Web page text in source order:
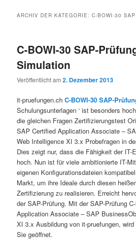
ARCHIV DER KATEGORIE:C-BOWI-30
C-BOWI-30 SAP-
Simulation
Veröffentlicht am2. Dezember 2013
it-pruefungen.chC-BOWI-30 SAP-
Schulungsunterlagen ‘ ist besonders
die gleichen Fragen Zertifizierungstest
SAP Certified Application Associate –
Web Intelligence XI 3.x Probefragen in
Dies zeigt nur, dass die Fähigkeit der IT-
hoch. Nun ist für viele ambitionierte IT-
eigenen Konfigurationsdateien
Markt, um ihre Ideale durch diesen
Zertifizierung zu realisieren. Erreicht
der SAP-Prüfung. Mit der SAP-Prüfung
Application Associate – SAP
XI 3.x Ausbildung von it-pruefungen,
Sie geöffnet.